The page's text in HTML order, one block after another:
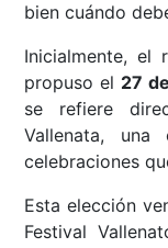
bien cuándo
Inicialmente, el
propuso el 27
se refiere
Vallenata,
celebraciones
Esta elección
Festival